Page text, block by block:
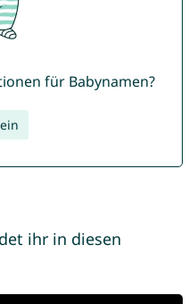
für Babynamen?
ihr in diesen